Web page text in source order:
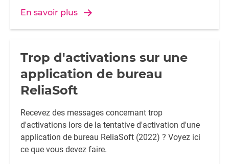
En savoir plus
Trop d'activations sur une
application de bureau
ReliaSoft
Recevez des messages concernant trop
d'activations lors de la tentative d'activation d'une
application de bureau ReliaSoft (2022) ? Voyez ici
ce que vous devez faire.